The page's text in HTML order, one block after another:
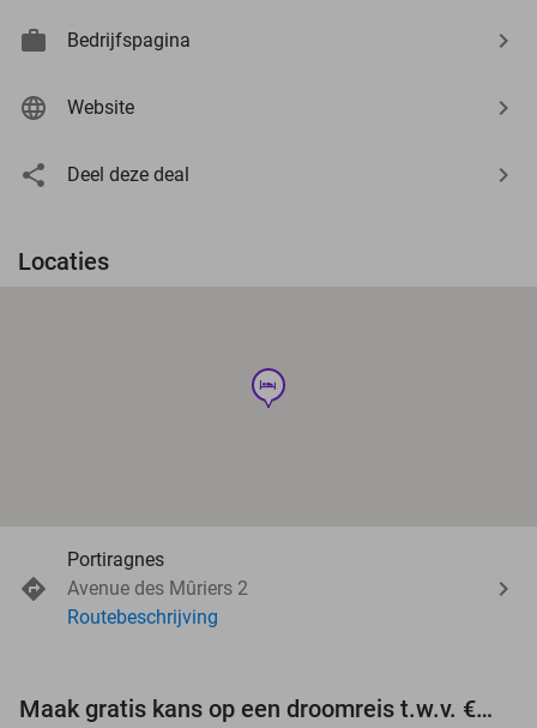
Bedrijfspagina
Website
Deel deze deal
Locaties
hotel
Portiragnes
Avenue des Mûriers 2
Routebeschrijving
Maak gratis kans op een droomreis t.w.v. €3.000!